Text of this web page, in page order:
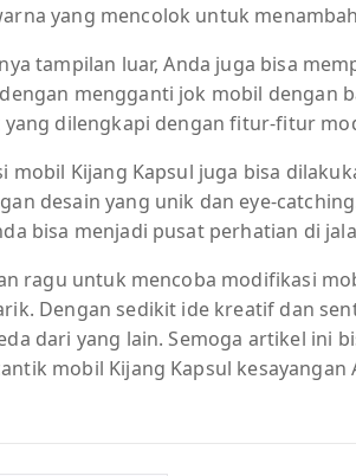
yang mencolok untuk
tampilan luar, Anda juga bisa
mengganti jok mobil dengan
yang dilengkapi dengan fitur-fitur
mobil Kijang Kapsul juga bisa
desain yang unik dan eye-
bisa menjadi pusat perhatian di
ragu untuk mencoba modifikasi
Dengan sedikit ide kreatif dan
dari yang lain. Semoga artikel ini
mobil Kijang Kapsul kesayangan